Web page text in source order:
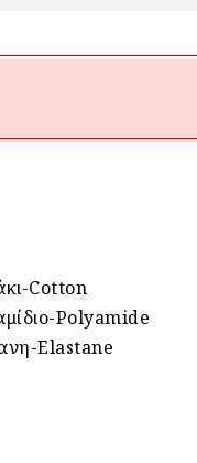
Cotton
Polyamide
Elastane